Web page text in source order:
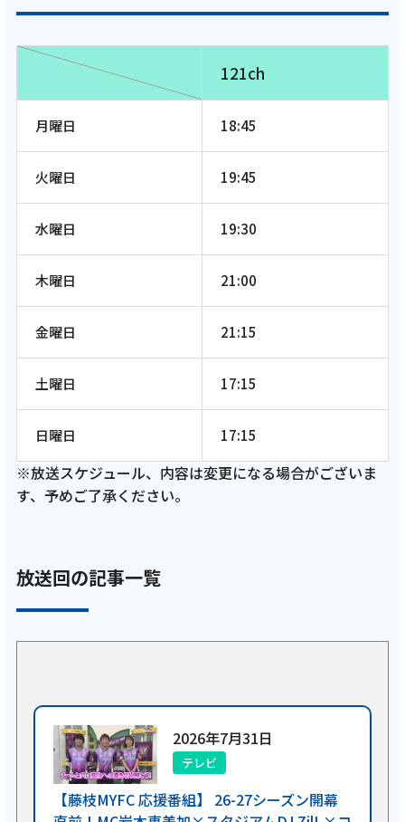
121ch
月曜日 18:45
火曜日 19:45
水曜日 19:30
木曜日 21:00
金曜日 21:15
土曜日 17:15
日曜日 17:15
※放送スケジュール、内容は変更になる場合がございま
す、予めご了承ください。
放送回の記事一覧
2026年7月31日
テレビ
【藤枝MYFC 応援番組】 26-27シーズン開幕